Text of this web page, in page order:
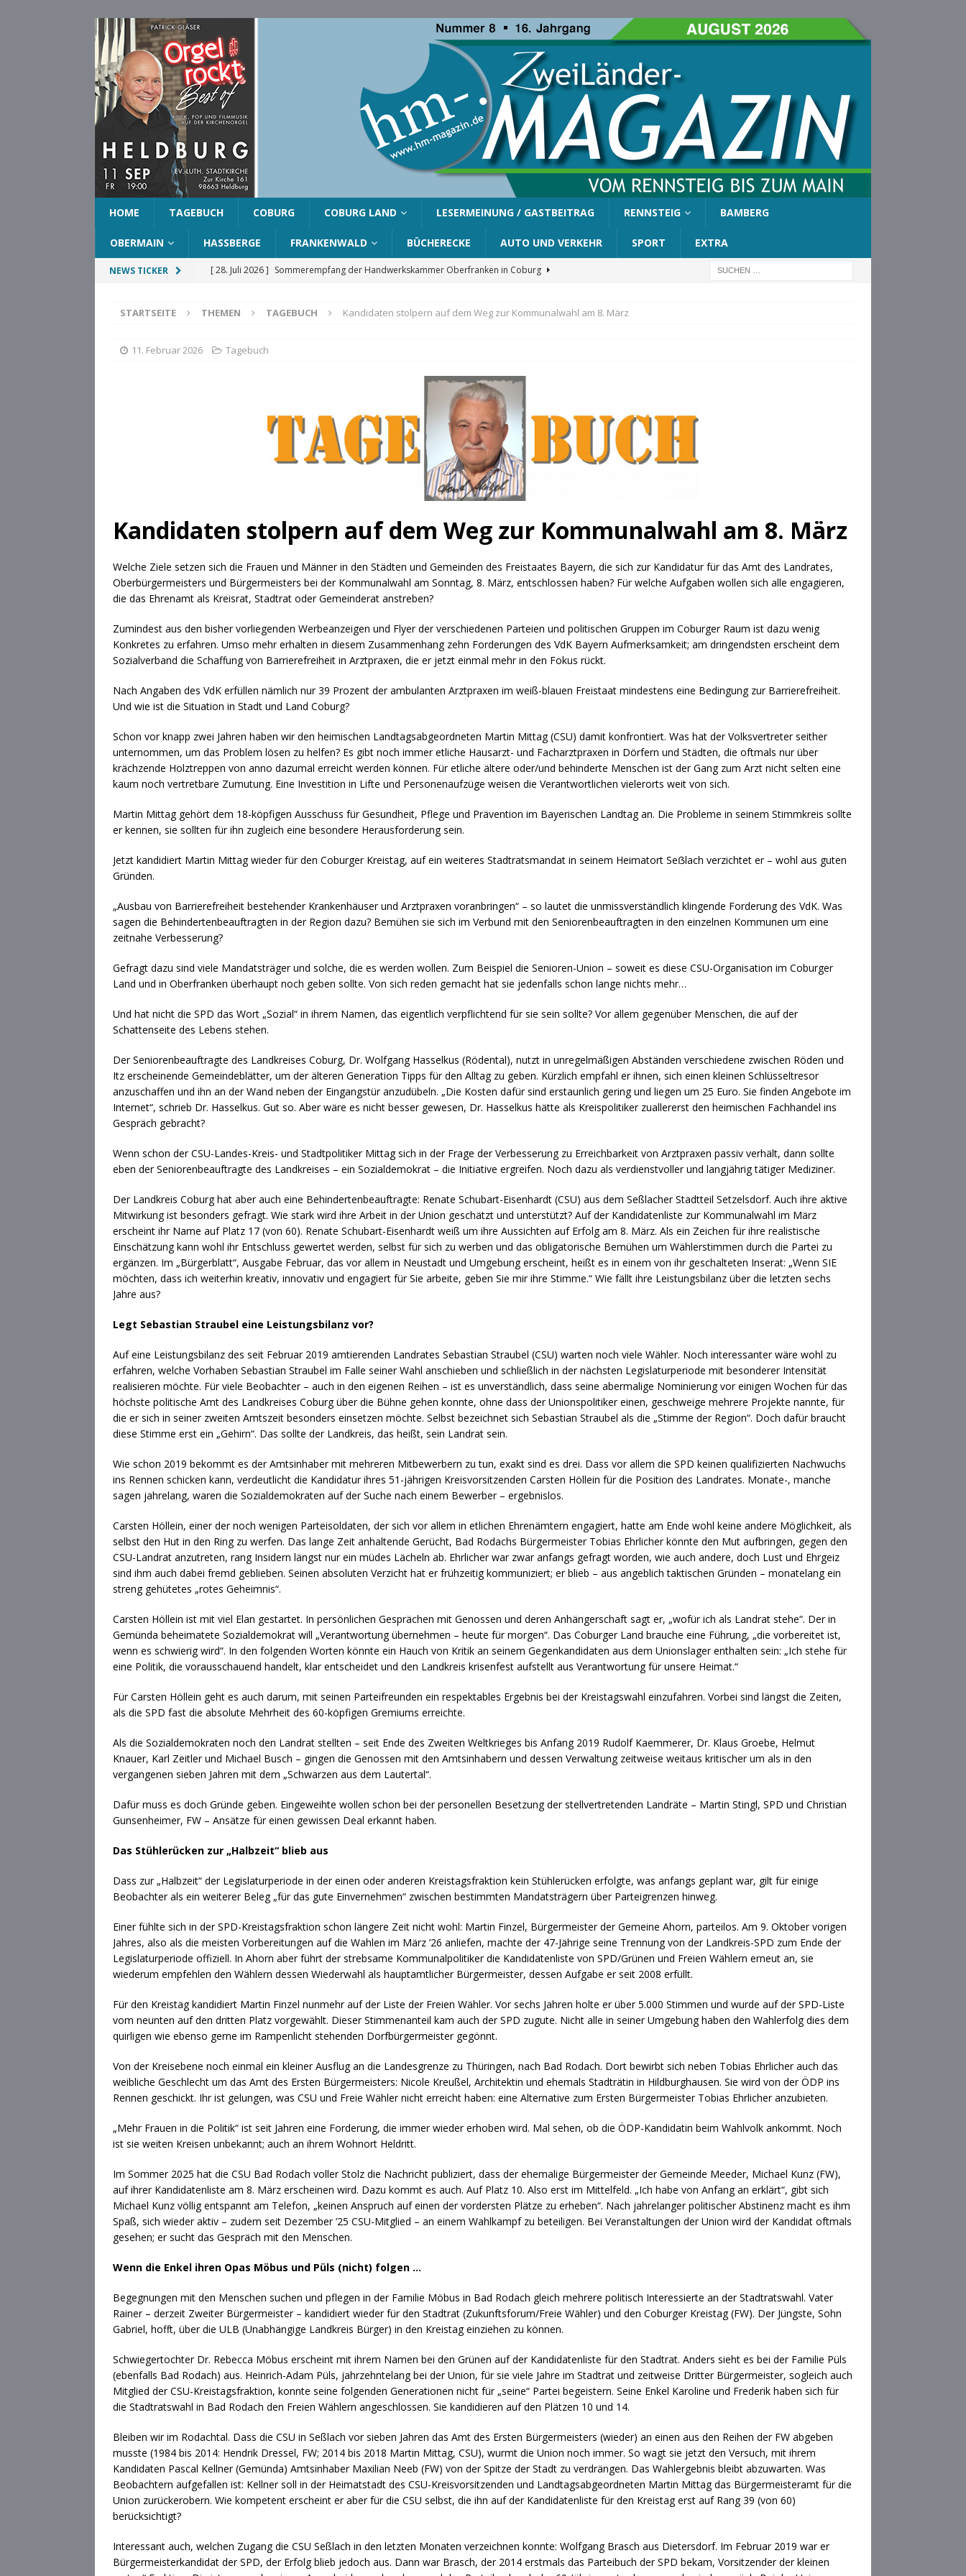
HOME TAGEBUCH COBURG COBURG LAND LESERMEINUNG / GASTBEITRAG RENNSTEIG BAMBERG
OBERMAIN HASSBERGE FRANKENWALD BÜCHERECKE AUTO UND VERKEHR SPORT EXTRA
NEWS TICKER [ 28. Juli 2026 ] Sommerempfang der Handwerkskammer Oberfranken in Coburg
[ 28. Juli 2026 ] Ehrenring der Gemeinde Ahorn für Silvia Finzel
AHORN
COBURG
STARTSEITE THEMEN TAGEBUCH Kandidaten stolpern auf dem Weg zur Kommunalwahl am 8. März
11. Februar 2026 Tagebuch
Kandidaten stolpern auf dem Weg zur Kommunalwahl am 8. März
Welche Ziele setzen sich die Frauen und Männer in den Städten und Gemeinden des Freistaates Bayern, die sich zur Kandidatur für das Amt des Landrates,
Oberbürgermeisters und Bürgermeisters bei der Kommunalwahl am Sonntag, 8. März, entschlossen haben? Für welche Aufgaben wollen sich alle engagieren,
die das Ehrenamt als Kreisrat, Stadtrat oder Gemeinderat anstreben?
Zumindest aus den bisher vorliegenden Werbeanzeigen und Flyer der verschiedenen Parteien und politischen Gruppen im Coburger Raum ist dazu wenig
Konkretes zu erfahren. Umso mehr erhalten in diesem Zusammenhang zehn Forderungen des VdK Bayern Aufmerksamkeit; am dringendsten erscheint dem
Sozialverband die Schaffung von Barrierefreiheit in Arztpraxen, die er jetzt einmal mehr in den Fokus rückt.
Nach Angaben des VdK erfüllen nämlich nur 39 Prozent der ambulanten Arztpraxen im weiß-blauen Freistaat mindestens eine Bedingung zur Barrierefreiheit.
Und wie ist die Situation in Stadt und Land Coburg?
Schon vor knapp zwei Jahren haben wir den heimischen Landtagsabgeordneten Martin Mittag (CSU) damit konfrontiert. Was hat der Volksvertreter seither
unternommen, um das Problem lösen zu helfen? Es gibt noch immer etliche Hausarzt- und Facharztpraxen in Dörfern und Städten, die oftmals nur über
krächzende Holztreppen von anno dazumal erreicht werden können. Für etliche ältere oder/und behinderte Menschen ist der Gang zum Arzt nicht selten eine
kaum noch vertretbare Zumutung. Eine Investition in Lifte und Personenaufzüge weisen die Verantwortlichen vielerorts weit von sich.
Martin Mittag gehört dem 18-köpfigen Ausschuss für Gesundheit, Pflege und Prävention im Bayerischen Landtag an. Die Probleme in seinem Stimmkreis sollte
er kennen, sie sollten für ihn zugleich eine besondere Herausforderung sein.
Jetzt kandidiert Martin Mittag wieder für den Coburger Kreistag, auf ein weiteres Stadtratsmandat in seinem Heimatort Seẞlach verzichtet er – wohl aus guten
Gründen.
„Ausbau von Barrierefreiheit bestehender Krankenhäuser und Arztpraxen voranbringen“ – so lautet die unmissverständlich klingende Forderung des VdK. Was
sagen die Behindertenbeauftragten in der Region dazu? Bemühen sie sich im Verbund mit den Seniorenbeauftragten in den einzelnen Kommunen um eine
zeitnahe Verbesserung?
Gefragt dazu sind viele Mandatsträger und solche, die es werden wollen. Zum Beispiel die Senioren-Union – soweit es diese CSU-Organisation im Coburger
Land und in Oberfranken überhaupt noch geben sollte. Von sich reden gemacht hat sie jedenfalls schon lange nichts mehr…
Und hat nicht die SPD das Wort „Sozial“ in ihrem Namen, das eigentlich verpflichtend für sie sein sollte? Vor allem gegenüber Menschen, die auf der
Schattenseite des Lebens stehen.
Der Seniorenbeauftragte des Landkreises Coburg, Dr. Wolfgang Hasselkus (Rödental), nutzt in unregelmäßigen Abständen verschiedene zwischen Röden und
Itz erscheinende Gemeindeblätter, um der älteren Generation Tipps für den Alltag zu geben. Kürzlich empfahl er ihnen, sich einen kleinen Schlüsseltresor
anzuschaffen und ihn an der Wand neben der Eingangstür anzudübeln. „Die Kosten dafür sind erstaunlich gering und liegen um 25 Euro. Sie finden Angebote im
Internet“, schrieb Dr. Hasselkus. Gut so. Aber wäre es nicht besser gewesen, Dr. Hasselkus hätte als Kreispolitiker zuallererst den heimischen Fachhandel ins
Gespräch gebracht?
Wenn schon der CSU-Landes-Kreis- und Stadtpolitiker Mittag sich in der Frage der Verbesserung zu Erreichbarkeit von Arztpraxen passiv verhält, dann sollte
eben der Seniorenbeauftragte des Landkreises – ein Sozialdemokrat – die Initiative ergreifen. Noch dazu als verdienstvoller und langjährig tätiger Mediziner.
Der Landkreis Coburg hat aber auch eine Behindertenbeauftragte: Renate Schubart-Eisenhardt (CSU) aus dem Seßlacher Stadtteil Setzelsdorf. Auch ihre aktive
Mitwirkung ist besonders gefragt. Wie stark wird ihre Arbeit in der Union geschätzt und unterstützt? Auf der Kandidatenliste zur Kommunalwahl im März
erscheint ihr Name auf Platz 17 (von 60). Renate Schubart-Eisenhardt weiß um ihre Aussichten auf Erfolg am 8. März. Als ein Zeichen für ihre realistische
Einschätzung kann wohl ihr Entschluss gewertet werden, selbst für sich zu werben und das obligatorische Bemühen um Wählerstimmen durch die Partei zu
ergänzen. Im „Bürgerblatt“, Ausgabe Februar, das vor allem in Neustadt und Umgebung erscheint, heißt es in einem von ihr geschalteten Inserat: „Wenn SIE
möchten, dass ich weiterhin kreativ, innovativ und engagiert für Sie arbeite, geben Sie mir ihre Stimme.“ Wie fällt ihre Leistungsbilanz über die letzten sechs
Jahre aus?
Legt Sebastian Straubel eine Leistungsbilanz vor?
Auf eine Leistungsbilanz des seit Februar 2019 amtierenden Landrates Sebastian Straubel (CSU) warten noch viele Wähler. Noch interessanter wäre wohl zu
erfahren, welche Vorhaben Sebastian Straubel im Falle seiner Wahl anschieben und schließlich in der nächsten Legislaturperiode mit besonderer Intensität
realisieren möchte. Für viele Beobachter – auch in den eigenen Reihen – ist es unverständlich, dass seine abermalige Nominierung vor einigen Wochen für das
höchste politische Amt des Landkreises Coburg über die Bühne gehen konnte, ohne dass der Unionspolitiker einen, geschweige mehrere Projekte nannte, für
die er sich in seiner zweiten Amtszeit besonders einsetzen möchte. Selbst bezeichnet sich Sebastian Straubel als die „Stimme der Region“. Doch dafür braucht
diese Stimme erst ein „Gehirn“. Das sollte der Landkreis, das heißt, sein Landrat sein.
Wie schon 2019 bekommt es der Amtsinhaber mit mehreren Mitbewerbern zu tun, exakt sind es drei. Dass vor allem die SPD keinen qualifizierten Nachwuchs
ins Rennen schicken kann, verdeutlicht die Kandidatur ihres 51-jährigen Kreisvorsitzenden Carsten Höllein für die Position des Landrates. Monate-, manche
sagen jahrelang, waren die Sozialdemokraten auf der Suche nach einem Bewerber – ergebnislos.
Carsten Höllein, einer der noch wenigen Parteisoldaten, der sich vor allem in etlichen Ehrenämtern engagiert, hatte am Ende wohl keine andere Möglichkeit, als
selbst den Hut in den Ring zu werfen. Das lange Zeit anhaltende Gerücht, Bad Rodachs Bürgermeister Tobias Ehrlicher könnte den Mut aufbringen, gegen den
CSU-Landrat anzutreten, rang Insidern längst nur ein müdes Lächeln ab. Ehrlicher war zwar anfangs gefragt worden, wie auch andere, doch Lust und Ehrgeiz
sind ihm auch dabei fremd geblieben. Seinen absoluten Verzicht hat er frühzeitig kommuniziert; er blieb – aus angeblich taktischen Gründen – monatelang ein
streng gehütetes „rotes Geheimnis“.
Carsten Höllein ist mit viel Elan gestartet. In persönlichen Gesprächen mit Genossen und deren Anhängerschaft sagt er, „wofür ich als Landrat stehe“. Der in
Gemünda beheimatete Sozialdemokrat will „Verantwortung übernehmen – heute für morgen“. Das Coburger Land brauche eine Führung, „die vorbereitet ist,
wenn es schwierig wird“. In den folgenden Worten könnte ein Hauch von Kritik an seinem Gegenkandidaten aus dem Unionslager enthalten sein: „Ich stehe für
eine Politik, die vorausschauend handelt, klar entscheidet und den Landkreis krisenfest aufstellt aus Verantwortung für unsere Heimat.“
Für Carsten Höllein geht es auch darum, mit seinen Parteifreunden ein respektables Ergebnis bei der Kreistagswahl einzufahren. Vorbei sind längst die Zeiten,
als die SPD fast die absolute Mehrheit des 60-köpfigen Gremiums erreichte.
Als die Sozialdemokraten noch den Landrat stellten – seit Ende des Zweiten Weltkrieges bis Anfang 2019 Rudolf Kaemmerer, Dr. Klaus Groebe, Helmut
Knauer, Karl Zeitler und Michael Busch – gingen die Genossen mit den Amtsinhabern und dessen Verwaltung zeitweise weitaus kritischer um als in den
vergangenen sieben Jahren mit dem „Schwarzen aus dem Lautertal“.
Dafür muss es doch Gründe geben. Eingeweihte wollen schon bei der personellen Besetzung der stellvertretenden Landräte – Martin Stingl, SPD und Christian
Gunsenheimer, FW – Ansätze für einen gewissen Deal erkannt haben.
Das Stühlerücken zur „Halbzeit“ blieb aus
Dass zur „Halbzeit“ der Legislaturperiode in der einen oder anderen Kreistagsfraktion kein Stühlerücken erfolgte, was anfangs geplant war, gilt für einige
Beobachter als ein weiterer Beleg „für das gute Einvernehmen“ zwischen bestimmten Mandatsträgern über Parteigrenzen hinweg.
Einer fühlte sich in der SPD-Kreistagsfraktion schon längere Zeit nicht wohl: Martin Finzel, Bürgermeister der Gemeine Ahorn, parteilos. Am 9. Oktober vorigen
Jahres, also als die meisten Vorbereitungen auf die Wahlen im März ’26 anliefen, machte der 47-Jährige seine Trennung von der Landkreis-SPD zum Ende der
Legislaturperiode offiziell. In Ahorn aber führt der strebsame Kommunalpolitiker die Kandidatenliste von SPD/Grünen und Freien Wählern erneut an, sie
wiederum empfehlen den Wählern dessen Wiederwahl als hauptamtlicher Bürgermeister, dessen Aufgabe er seit 2008 erfüllt.
Für den Kreistag kandidiert Martin Finzel nunmehr auf der Liste der Freien Wähler. Vor sechs Jahren holte er über 5.000 Stimmen und wurde auf der SPD-Liste
vom neunten auf den dritten Platz vorgewählt. Dieser Stimmenanteil kam auch der SPD zugute. Nicht alle in seiner Umgebung haben den Wahlerfolg dies dem
quirligen wie ebenso gerne im Rampenlicht stehenden Dorfbürgermeister gegönnt.
Von der Kreisebene noch einmal ein kleiner Ausflug an die Landesgrenze zu Thüringen, nach Bad Rodach. Dort bewirbt sich neben Tobias Ehrlicher auch das
weibliche Geschlecht um das Amt des Ersten Bürgermeisters: Nicole Kreußel, Architektin und ehemals Stadträtin in Hildburghausen. Sie wird von der ÖDP ins
Rennen geschickt. Ihr ist gelungen, was CSU und Freie Wähler nicht erreicht haben: eine Alternative zum Ersten Bürgermeister Tobias Ehrlicher anzubieten.
„Mehr Frauen in die Politik“ ist seit Jahren eine Forderung, die immer wieder erhoben wird. Mal sehen, ob die ÖDP-Kandidatin beim Wahlvolk ankommt. Noch
ist sie weiten Kreisen unbekannt; auch an ihrem Wohnort Heldritt.
Im Sommer 2025 hat die CSU Bad Rodach voller Stolz die Nachricht publiziert, dass der ehemalige Bürgermeister der Gemeinde Meeder, Michael Kunz (FW),
auf ihrer Kandidatenliste am 8. März erscheinen wird. Dazu kommt es auch. Auf Platz 10. Also erst im Mittelfeld. „Ich habe von Anfang an erklärt“, gibt sich
Michael Kunz völlig entspannt am Telefon, „keinen Anspruch auf einen der vordersten Plätze zu erheben“. Nach jahrelanger politischer Abstinenz macht es ihm
Spaß, sich wieder aktiv – zudem seit Dezember ’25 CSU-Mitglied – an einem Wahlkampf zu beteiligen. Bei Veranstaltungen der Union wird der Kandidat oftmals
gesehen; er sucht das Gespräch mit den Menschen.
Wenn die Enkel ihren Opas Möbus und Püls (nicht) folgen …
Begegnungen mit den Menschen suchen und pflegen in der Familie Möbus in Bad Rodach gleich mehrere politisch Interessierte an der Stadtratswahl. Vater
Rainer – derzeit Zweiter Bürgermeister – kandidiert wieder für den Stadtrat (Zukunftsforum/Freie Wähler) und den Coburger Kreistag (FW). Der Jüngste, Sohn
Gabriel, hofft, über die ULB (Unabhängige Landkreis Bürger) in den Kreistag einziehen zu können.
Schwiegertochter Dr. Rebecca Möbus erscheint mit ihrem Namen bei den Grünen auf der Kandidatenliste für den Stadtrat. Anders sieht es bei der Familie Püls
(ebenfalls Bad Rodach) aus. Heinrich-Adam Püls, jahrzehntelang bei der Union, für sie viele Jahre im Stadtrat und zeitweise Dritter Bürgermeister, sogleich auch
Mitglied der CSU-Kreistagsfraktion, konnte seine folgenden Generationen nicht für „seine“ Partei begeistern. Seine Enkel Karoline und Frederik haben sich für
die Stadtratswahl in Bad Rodach den Freien Wählern angeschlossen. Sie kandidieren auf den Plätzen 10 und 14.
Bleiben wir im Rodachtal. Dass die CSU in Seßlach vor sieben Jahren das Amt des Ersten Bürgermeisters (wieder) an einen aus den Reihen der FW abgeben
musste (1984 bis 2014: Hendrik Dressel, FW; 2014 bis 2018 Martin Mittag, CSU), wurmt die Union noch immer. So wagt sie jetzt den Versuch, mit ihrem
Kandidaten Pascal Kellner (Gemünda) Amtsinhaber Maxilian Neeb (FW) von der Spitze der Stadt zu verdrängen. Das Wahlergebnis bleibt abzuwarten. Was
Beobachtern aufgefallen ist: Kellner soll in der Heimatstadt des CSU-Kreisvorsitzenden und Landtagsabgeordneten Martin Mittag das Bürgermeisteramt für die
Union zurückerobern. Wie kompetent erscheint er aber für die CSU selbst, die ihn auf der Kandidatenliste für den Kreistag erst auf Rang 39 (von 60)
berücksichtigt?
Interessant auch, welchen Zugang die CSU Seßlach in den letzten Monaten verzeichnen konnte: Wolfgang Brasch aus Dietersdorf. Im Februar 2019 war er
Bürgermeisterkandidat der SPD, der Erfolg blieb jedoch aus. Dann war Brasch, der 2014 erstmals das Parteibuch der SPD bekam, Vorsitzender der kleinen